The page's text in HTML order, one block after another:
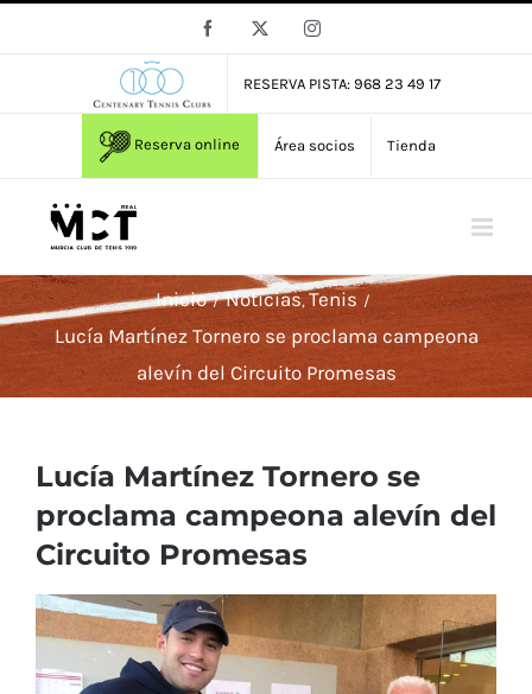
Facebook Instagram
RESERVA PISTA: 968 23 49 17
Reserva online Área socios Tienda
Inicio Noticias Tenis
Lucía Martínez Tornero se proclama campeona
alevín del Circuito Promesas
Lucía Martínez Tornero se
proclama campeona alevín del
Circuito Promesas
Ver
imagen
más